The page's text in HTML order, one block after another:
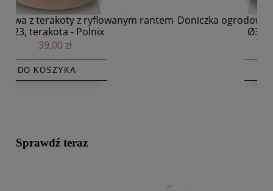
Doniczka ogrodowa z terakoty z ryflowanym rantem
Ø31, terakota - Polnix
Sprawdź teraz